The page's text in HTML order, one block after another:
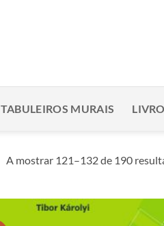
TABULEIROS MURAIS
A mostrar 121–132 de 190